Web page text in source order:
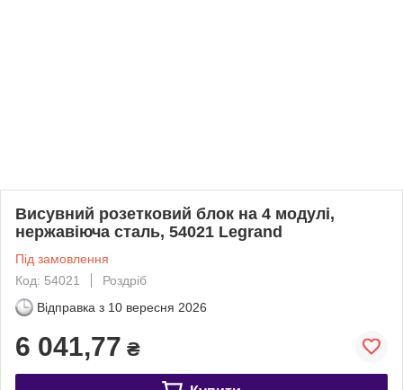
Висувний розетковий блок на 4 модулі,
нержавіюча сталь, 54021 Legrand
Під замовлення
Код: 54021
Роздріб
Відправка з 10 вересня 2026
6 041,77 ₴